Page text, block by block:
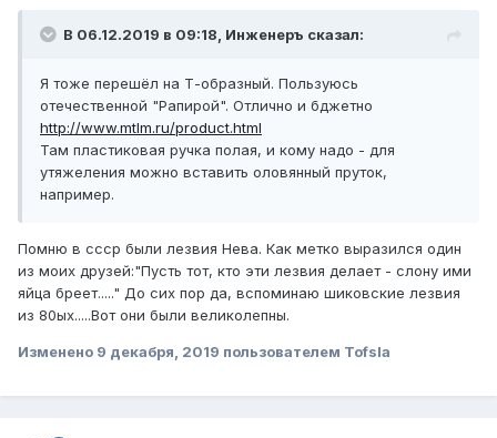
В 06.12.2019 в 09:18, Инженеръ сказал:
Я тоже перешёл на Т-образный. Пользуюсь
отечественной "Рапирой". Отлично и бджетно
http://www.mtlm.ru/product.html
Там пластиковая ручка полая, и кому надо - для
утяжеления можно вставить оловянный пруток,
например.
Помню в ссср были лезвия Нева. Как метко выразился один
из моих друзей:"Пусть тот, кто эти лезвия делает - слону ими
яйца бреет....." До сих пор да, вспоминаю шиковские лезвия
из 80ых.....Вот они были великолепны.
Изменено 9 декабря, 2019 пользователем Tofsla